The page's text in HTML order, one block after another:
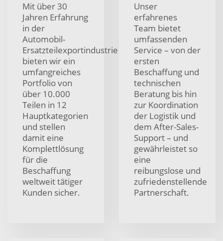
Mit über 30
Jahren Erfahrung
in der
Automobil-
Ersatzteilexportindustrie
bieten wir ein
umfangreiches
Portfolio von
über 10.000
Teilen in 12
Hauptkategorien
und stellen
damit eine
Komplettlösung
für die
Beschaffung
weltweit tätiger
Kunden sicher.
Unser
erfahrenes
Team bietet
umfassenden
Service – von der
ersten
Beschaffung und
technischen
Beratung bis hin
zur Koordination
der Logistik und
dem After-Sales-
Support – und
gewährleistet so
eine
reibungslose und
zufriedenstellende
Partnerschaft.